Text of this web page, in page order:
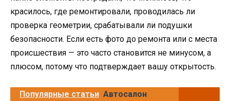
красилось, где ремонтировали, проводилась ли
проверка геометрии, срабатывали ли подушки
безопасности. Если есть фото до ремонта или с места
происшествия — это часто становится не минусом, а
плюсом, потому что подтверждает вашу открытость.
Популярные статьи Автосалон